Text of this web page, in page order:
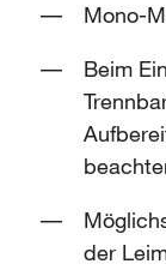
Mono-
Beim
der